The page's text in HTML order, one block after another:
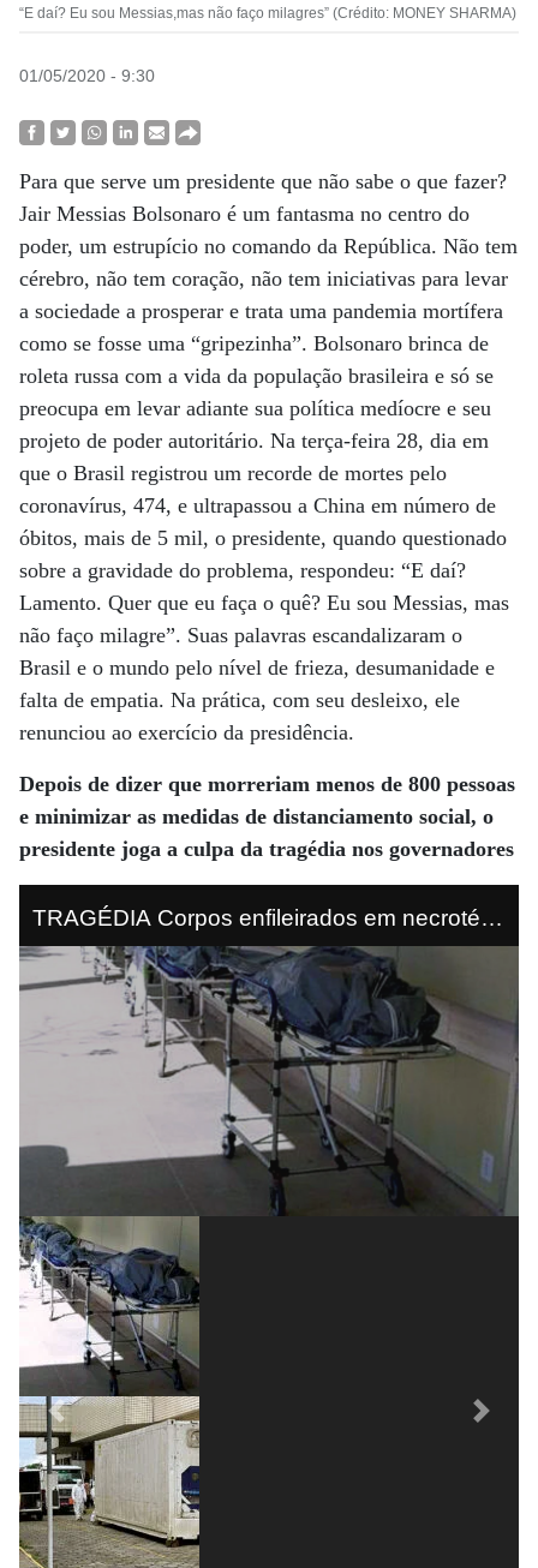
“E daí? Eu sou Messias,mas não faço milagres” (Crédito: MONEY SHARMA)
01/05/2020 - 9:30
Para que serve um presidente que não sabe o que fazer?
Jair Messias Bolsonaro é um fantasma no centro do
poder, um estrupício no comando da República. Não tem
cérebro, não tem coração, não tem iniciativas para levar
a sociedade a prosperar e trata uma pandemia mortífera
como se fosse uma “gripezinha”. Bolsonaro brinca de
roleta russa com a vida da população brasileira e só se
preocupa em levar adiante sua política medíocre e seu
projeto de poder autoritário. Na terça-feira 28, dia em
que o Brasil registrou um recorde de mortes pelo
coronavírus, 474, e ultrapassou a China em número de
óbitos, mais de 5 mil, o presidente, quando questionado
sobre a gravidade do problema, respondeu: “E daí?
Lamento. Quer que eu faça o quê? Eu sou Messias, mas
não faço milagre”. Suas palavras escandalizaram o
Brasil e o mundo pelo nível de frieza, desumanidade e
falta de empatia. Na prática, com seu desleixo, ele
renunciou ao exercício da presidência.
Depois de dizer que morreriam menos de 800 pessoas
e minimizar as medidas de distanciamento social, o
presidente joga a culpa da tragédia nos governadores
TRAGÉDIA Corpos enfileirados em necrotério
no Rio de Janeiro: falta de estrutura hospitalar
Previous Next